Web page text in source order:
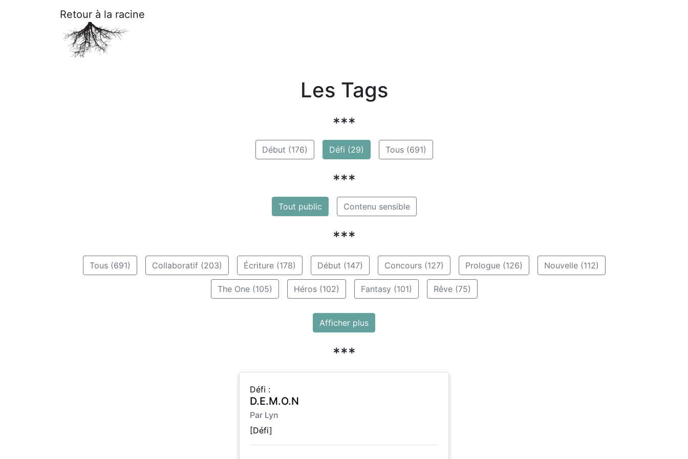
Retour à la racine
Les Tags
***
Début (176) Défi (29) Tous (691)
***
Tout public Contenu sensible
***
Tous (691) Collaboratif (203) Écriture (178) Début (147) Concours (127) Prologue (126) Nouvelle (112)
The One (105) Héros (102) Fantasy (101) Rêve (75)
Afficher plus
***
Défi :
D.E.M.O.N
Par Lyn
[Défi]